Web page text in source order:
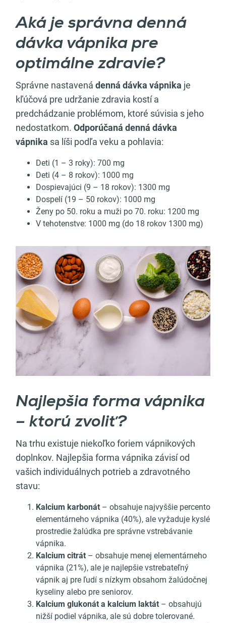
Aká je správna denná
dávka vápnika pre
optimálne zdravie?
Správne nastavená denná dávka vápnika je
kľúčová pre udržanie zdravia kostí a
predchádzanie problémom, ktoré súvisia s jeho
nedostatkom. Odporúčaná denná dávka
vápnika sa líši podľa veku a pohlavia:
Deti (1 – 3 roky): 700 mg
Deti (4 – 8 rokov): 1000 mg
Dospievajúci (9 – 18 rokov): 1300 mg
Dospelí (19 – 50 rokov): 1000 mg
Ženy po 50. roku a muži po 70. roku: 1200 mg
V tehotenstve: 1000 mg (do 18 rokov 1300 mg)
Najlepšia forma vápnika
– ktorú zvoliť?
Na trhu existuje niekoľko foriem vápnikových
doplnkov. Najlepšia forma vápnika závisí od
vašich individuálnych potrieb a zdravotného
stavu:
Kalcium karbonát – obsahuje najvyššie percento
elementárneho vápnika (40%), ale vyžaduje kyslé
prostredie žalúdka pre správne vstrebávanie
vápnika.
Kalcium citrát – obsahuje menej elementárneho
vápnika (21%), ale je najlepšie vstrebateľný
vápnik aj pre ľudí s nízkym obsahom žalúdočnej
kyseliny alebo pre seniorov.
Kalcium glukonát a kalcium laktát – obsahujú
nižší podiel vápnika, ale sú dobre tolerované.